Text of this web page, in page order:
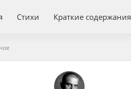
Стихи Краткие содержания